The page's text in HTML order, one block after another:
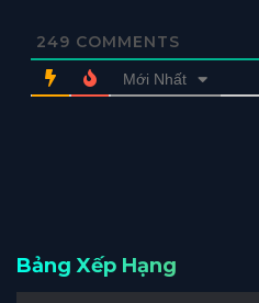
249 COMMENTS
Mới Nhất
Bảng Xếp Hạng